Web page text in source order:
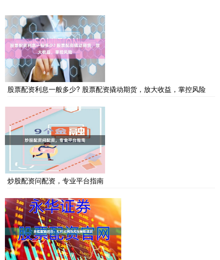
股票配资利息一般多少? 股票配资撬动期货，放大收益，掌控风险
炒股配资问配资，专业平台指南